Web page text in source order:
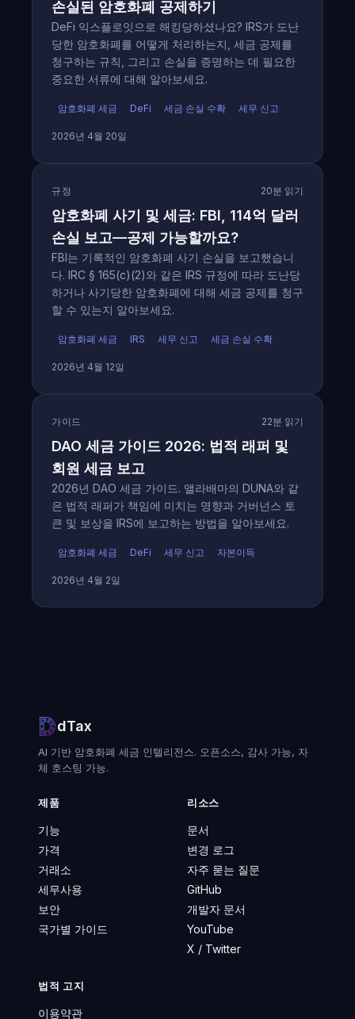
손실된 암호화폐 공제하기
DeFi 익스플로잇으로 해킹당하셨나요? IRS가 도난
당한 암호화폐를 어떻게 처리하는지, 세금 공제를
청구하는 규칙, 그리고 손실을 증명하는 데 필요한
중요한 서류에 대해 알아보세요.
암호화폐 세금 DeFi 세금 손실 수확 세무 신고
2026년 4월 20일
규정 20분 읽기
암호화폐 사기 및 세금: FBI, 114억 달러
손실 보고—공제 가능할까요?
FBI는 기록적인 암호화폐 사기 손실을 보고했습니
다. IRC § 165(c)(2)와 같은 IRS 규정에 따라 도난당
하거나 사기당한 암호화폐에 대해 세금 공제를 청구
할 수 있는지 알아보세요.
암호화폐 세금 IRS 세무 신고 세금 손실 수확
2026년 4월 12일
가이드 22분 읽기
DAO 세금 가이드 2026: 법적 래퍼 및
회원 세금 보고
2026년 DAO 세금 가이드. 앨라배마의 DUNA와 같
은 법적 래퍼가 책임에 미치는 영향과 거버넌스 토
큰 및 보상을 IRS에 보고하는 방법을 알아보세요.
암호화폐 세금 DeFi 세무 신고 자본이득
2026년 4월 2일
dTax
AI 기반 암호화폐 세금 인텔리전스. 오픈소스, 감사 가능, 자
체 호스팅 가능.
제품
기능
가격
거래소
세무사용
보안
국가별 가이드
리소스
문서
변경 로그
자주 묻는 질문
GitHub
개발자 문서
YouTube
X / Twitter
법적 고지
이용약관